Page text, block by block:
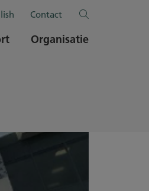
Contact
Organisatie